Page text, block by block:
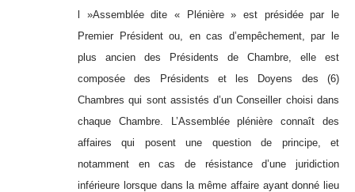
l »Assemblée dite « Plénière » est présidée par le
Premier Président ou, en cas d’empêchement, par le
plus ancien des Présidents de Chambre, elle est
composée des Présidents et les Doyens des (6)
Chambres qui sont assistés d’un Conseiller choisi dans
chaque Chambre. L’Assemblée plénière connaît des
affaires qui posent une question de principe, et
notamment en cas de résistance d’une juridiction
inférieure lorsque dans la même affaire ayant donné lieu